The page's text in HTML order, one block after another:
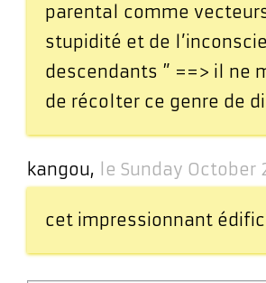
parental comme
stupidité et de
descendants ” ==> il ne
de récolter ce genre de
kangou, le Sunday October
cet impressionnant